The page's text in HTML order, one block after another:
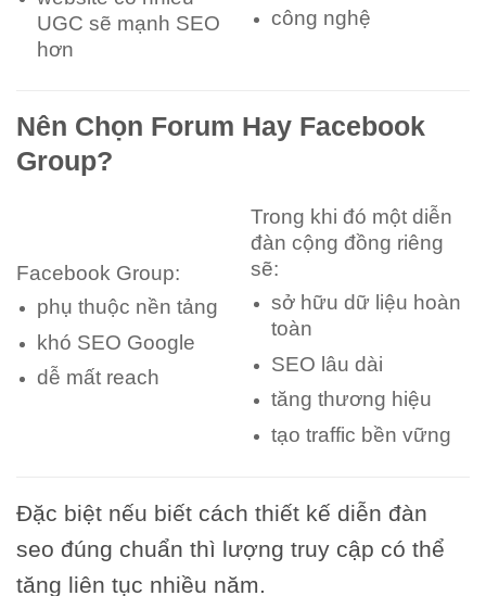
UGC sẽ mạnh SEO
hơn
công nghệ
Nên Chọn Forum Hay Facebook
Group?
Facebook Group:
phụ thuộc nền tảng
khó SEO Google
dễ mất reach
Trong khi đó một diễn
đàn cộng đồng riêng
sẽ:
sở hữu dữ liệu hoàn
toàn
SEO lâu dài
tăng thương hiệu
tạo traffic bền vững
Đặc biệt nếu biết cách thiết kế diễn đàn
seo đúng chuẩn thì lượng truy cập có thể
tăng liên tục nhiều năm.